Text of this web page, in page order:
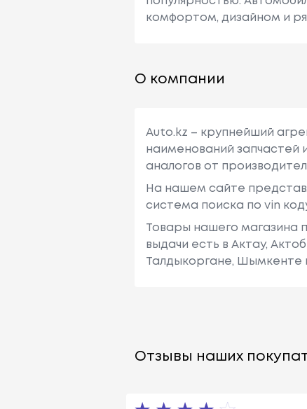
комфортом, дизайном и
О компании
Auto.kz – крупнейший
наименований запчастей
аналогов от
На нашем сайте
система поиска по vin
Товары нашего магазина
выдачи есть в Актау,
Талдыкоргане, Шымкенте
Отзывы наших